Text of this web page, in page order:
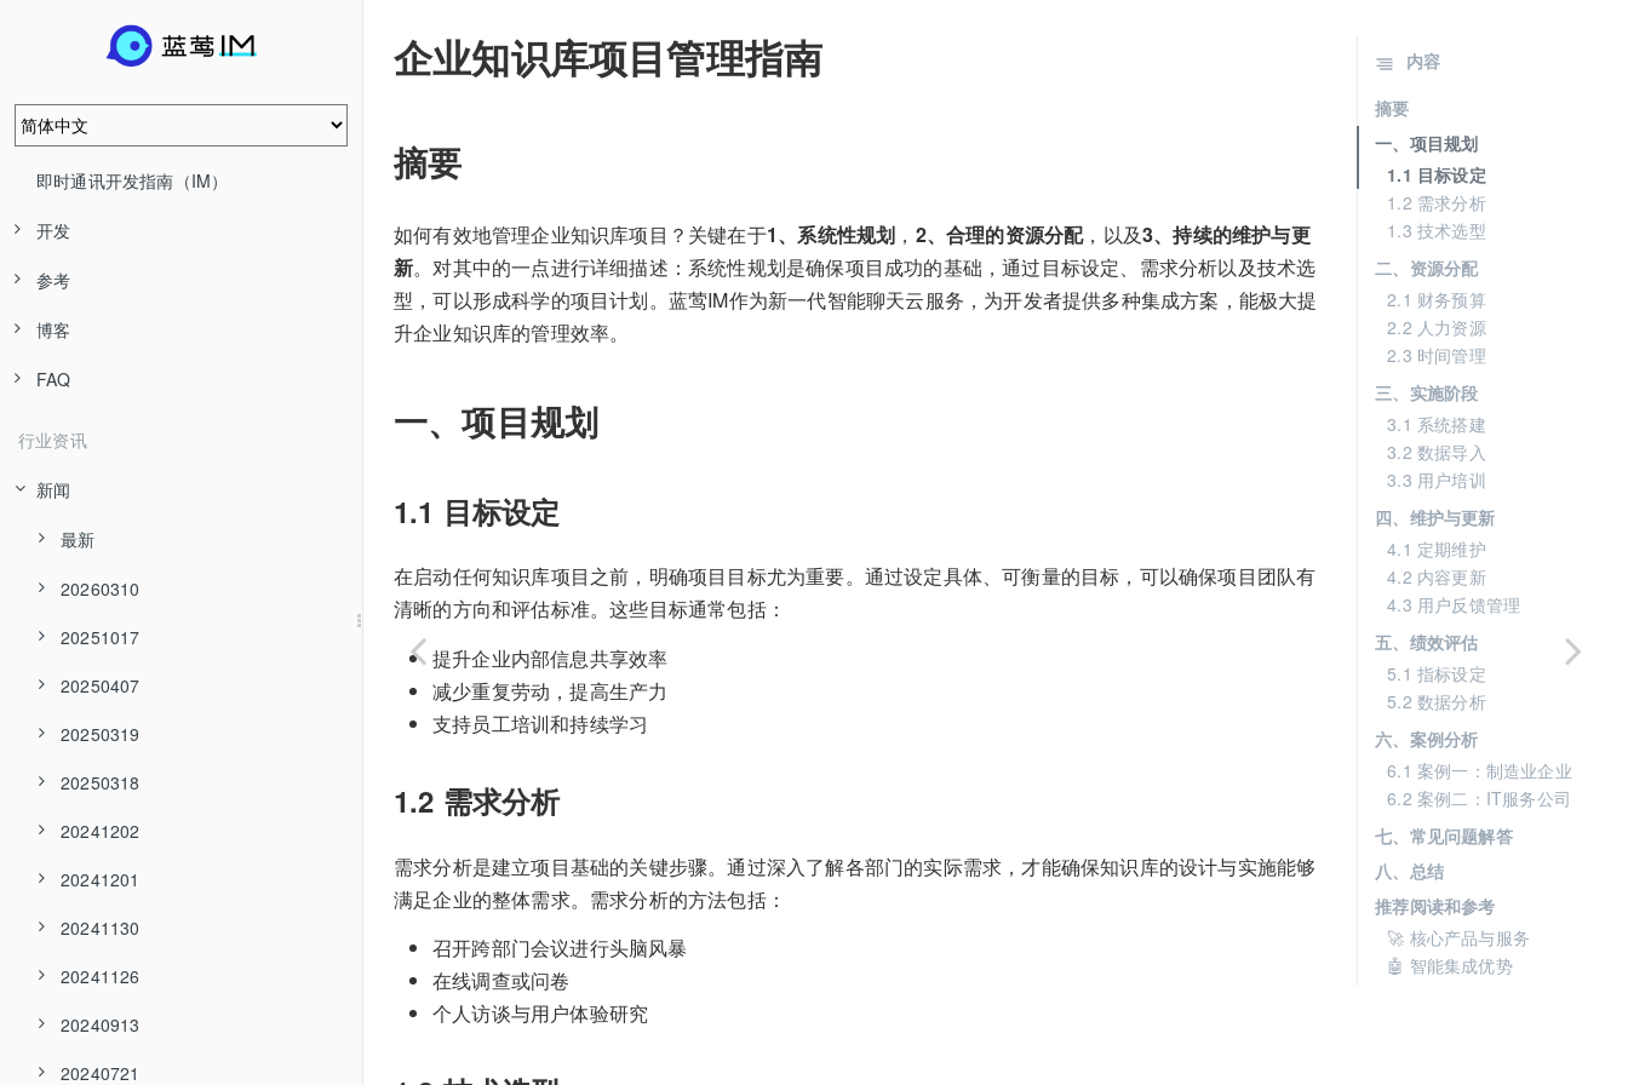
即时通讯开发指南（IM）
开发
参考
博客
FAQ
行业资讯
新闻
最新
20260310
20251017
20250407
20250319
20250318
20241202
20241201
20241130
20241126
20240913
20240721
企业知识库项目管理指南
摘要
如何有效地管理企业知识库项目？关键在于1、系统性规划 ， 2、合理的资源分配，以及3、持续的维护与更
新。对其中的一点进行详细描述：系统性规划是确保项目成功的基础，通过目标设定、需求分析以及技术选
型，可以形成科学的项目计划。蓝莺IM作为新一代智能聊天云服务，为开发者提供多种集成方案，能极大提
升企业知识库的管理效率。
一、项目规划
1.1 目标设定
在启动任何知识库项目之前，明确项目目标尤为重要。通过设定具体、可衡量的目标，可以确保项目团队有
清晰的方向和评估标准。这些目标通常包括：
提升企业内部信息共享效率
减少重复劳动，提高生产力
支持员工培训和持续学习
1.2 需求分析
需求分析是建立项目基础的关键步骤。通过深入了解各部门的实际需求，才能确保知识库的设计与实施能够
满足企业的整体需求。需求分析的方法包括：
召开跨部门会议进行头脑风暴
在线调查或问卷
个人访谈与用户体验研究
内容
摘要
一、项目规划
1.1 目标设定
1.2 需求分析
1.3 技术选型
二、资源分配
2.1 财务预算
2.2 人力资源
2.3 时间管理
三、实施阶段
3.1 系统搭建
3.2 数据导入
3.3 用户培训
四、维护与更新
4.1 定期维护
4.2 内容更新
4.3 用户反馈管理
五、绩效评估
5.1 指标设定
5.2 数据分析
六、案例分析
6.1 案例一：制造业企业
6.2 案例二：IT服务公司
七、常见问题解答
八、总结
推荐阅读和参考
🚀 核心产品与服务
🤖 智能集成优势